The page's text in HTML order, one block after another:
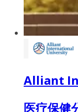
Alliant
医疗保健